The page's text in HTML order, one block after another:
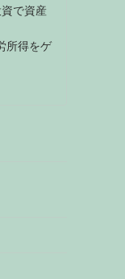
で資産
所得をゲ